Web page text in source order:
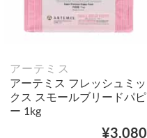
アーテミス
アーテミス フレッシュミッ
クス スモールブリードパピ
ー 1kg
¥3,080